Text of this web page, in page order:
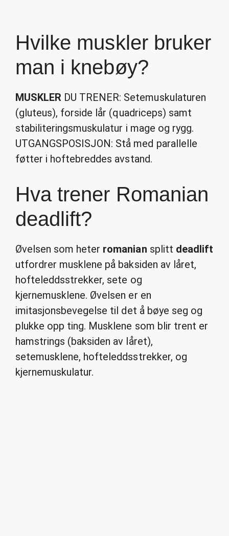
Hvilke muskler bruker
man i knebøy?
MUSKLER DU TRENER: Setemuskulaturen
(gluteus), forside lår (quadriceps) samt
stabiliteringsmuskulatur i mage og rygg.
UTGANGSPOSISJON: Stå med parallelle
føtter i hoftebreddes avstand.
Hva trener Romanian
deadlift?
Øvelsen som heter romanian splitt deadlift
utfordrer musklene på baksiden av låret,
hofteleddsstrekker, sete og
kjernemusklene. Øvelsen er en
imitasjonsbevegelse til det å bøye seg og
plukke opp ting. Musklene som blir trent er
hamstrings (baksiden av låret),
setemusklene, hofteleddsstrekker, og
kjernemuskulatur.